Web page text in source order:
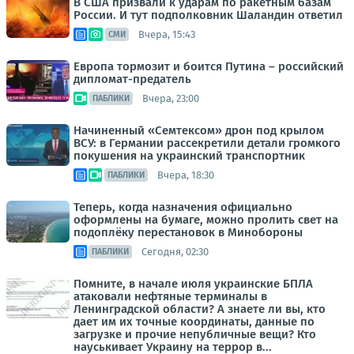
России. И тут подполковник Шаландин ответил
СМИ Вчера, 15:43
Европа тормозит и боится Путина – российский
дипломат-предатель
ПАБЛИКИ Вчера, 23:00
Начиненный «Семтексом» дрон под крылом
ВСУ: в Германии рассекретили детали громкого
покушения на украинский транспортник
ПАБЛИКИ Вчера, 18:30
Теперь, когда назначения официально
оформлены на бумаге, можно пролить свет на
подоплёку перестановок в Минобороны
ПАБЛИКИ Сегодня, 02:30
Помните, в начале июля украинские БПЛА
атаковали нефтяные терминалы в
Ленинградской области? А знаете ли вы, кто
дает им их точные координаты, данные по
загрузке и прочие непубличные вещи? Кто
науськивает Украину на террор в...